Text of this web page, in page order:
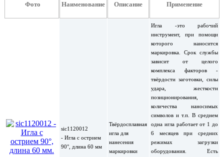
Фото Наименование Описание Применение
sic1120012
- Игла с острием
90°, длина 60 мм
Твёрдосплавная
игла для
нанесения
маркировки
Игла -это рабочий
инструмент, при помощи
которого наносится
маркировка. Срок службы
зависит от целого
комплекса факторов -
твёрдости заготовки, силы
удара, жесткости
позиционирования,
количества наносимых
символов и т.п. В среднем
одна игла работает от 1 до
6 месяцев при средних
режимах загрузки
оборудования. Есть